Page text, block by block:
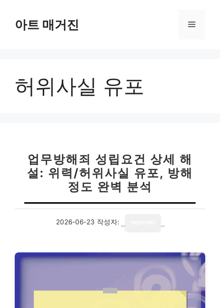
아트 매거진 메
허위사실 유포
업무방해죄 성립요건 상세 해
설: 위력/허위사실 유포, 방해
정도 완벽 분석
2026-06-23 작성자: